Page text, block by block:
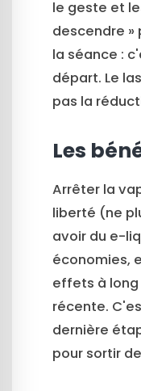
le geste et
descendre
la séance :
départ. Le
pas la
Les
Arrêter la
liberté (ne
avoir du e-
économies,
effets à
récente.
dernière
pour sortir